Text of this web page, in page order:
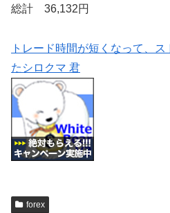
総計 36,132円
トレード時間が短くなって、
たシロクマ 君
forex